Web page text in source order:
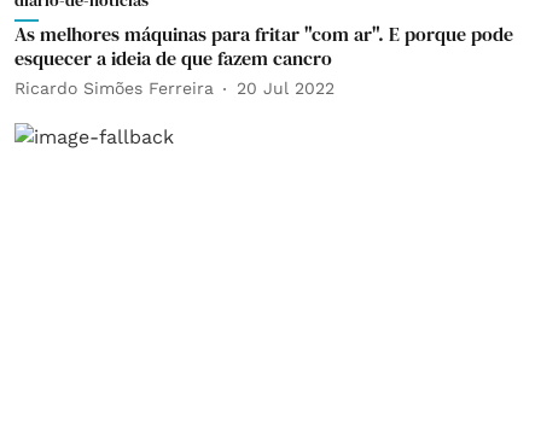
As melhores máquinas para fritar "com ar". E porque pode
esquecer a ideia de que fazem cancro
Ricardo Simões Ferreira 20 Jul 2022